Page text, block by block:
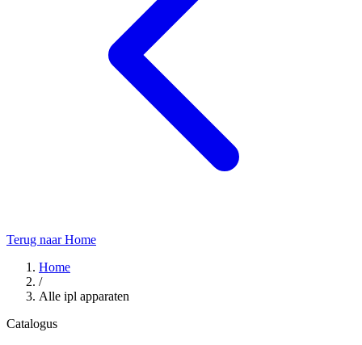
Terug naar Home
Home
/
Alle ipl apparaten
Catalogus